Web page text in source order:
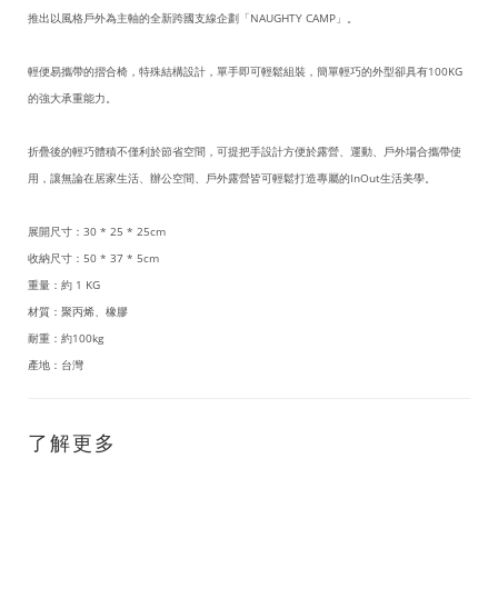
推出以風格戶外為主軸的全新跨國支線企劃「NAUGHTY CAMP」。
輕便易攜帶的摺合椅，特殊結構設計，單手即可輕鬆組裝，簡單輕巧的外型卻具有100KG
的強大承重能力。
折疊後的輕巧體積不僅利於節省空間，可提把手設計方便於露營、運動、戶外場合攜帶使
用，讓無論在居家生活、辦公空間、戶外露營皆可輕鬆打造專屬的InOut生活美學。
展開尺寸：30 * 25 * 25cm
收納尺寸：50 * 37 * 5cm
重量：約 1 KG
材質：聚丙烯、橡膠
耐重：約100kg
產地：台灣
了解更多